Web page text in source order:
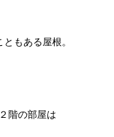
もある屋根。
階の部屋は